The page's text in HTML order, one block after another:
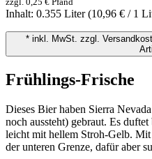
Inhalt: 0.355 Liter(10,96 € / 1
* inkl. MwSt. zzgl.
Frühlings-Frische
Dieses Bier haben Sierra
noch aussteht) gebraut. Es
leicht mit hellem Stroh-Gelb. Mit
der unteren Grenze, dafür aber